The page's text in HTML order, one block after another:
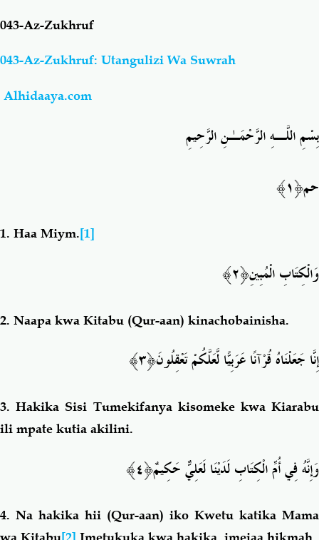
043-Az-Zukhruf
043-Az-Zukhruf: Utangulizi Wa Suwrah
Alhidaaya.com
بِسْمِ اللَّـهِ الرَّحْمَـٰنِ الرَّحِيمِ
حم﴿١﴾
1. Haa Miym.[1]
وَالْكِتَابِ الْمُبِينِ﴿٢﴾
2. Naapa kwa Kitabu (Qur-aan) kinachobainisha.
إِنَّا جَعَلْنَاهُ قُرْآنًا عَرَبِيًّا لَّعَلَّكُمْ تَعْقِلُونَ﴿٣﴾
3.Hakika Sisi Tumekifanya kisomeke kwa Kiarabu
ili mpate kutia akilini.
وَإِنَّهُ فِي أُمِّ الْكِتَابِ لَدَيْنَا لَعَلِيٌّ حَكِيمٌ﴿٤﴾
4. Na hakika hii (Qur-aan) iko Kwetu katika Mama